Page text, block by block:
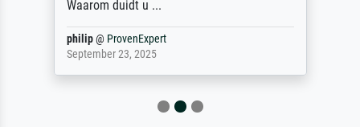
Waarom duidt u ...
philip@ ProvenExpert
September 23, 2025